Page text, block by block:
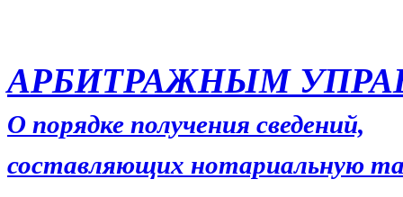
АРБИТРАЖНЫМ
О порядке получения сведений,
составляющих нотариальную